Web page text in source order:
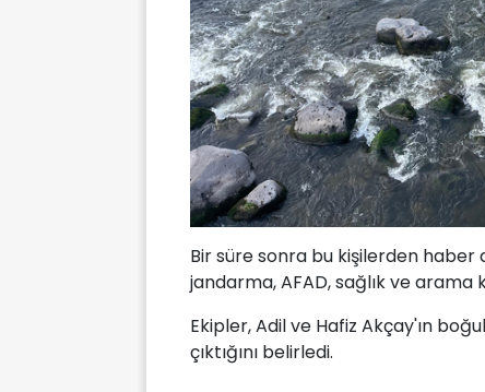
Bir süre sonra bu kişilerden haber
jandarma, AFAD, sağlık ve
Ekipler, Adil ve Hafiz Akçay'ın
çıktığını belirledi.